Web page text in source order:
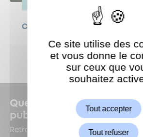
Canicule : protégeons nos
Quelles sont les dernières
publications à Garches ?
Retrouvez-les dans le Kiosque !
ShareThis est
Ce site utilise des
et vous donne le
sur ceux que
souhaitez
Tout accepter
Tout refuser